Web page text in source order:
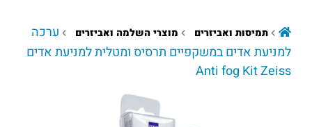
תמיסות ואביזרים מוצרי השלמה ואביזרים
ערכה
למניעת אדים במשקפיים תרסיס ומטלית למניעת אדים
Anti fog Kit Zeiss